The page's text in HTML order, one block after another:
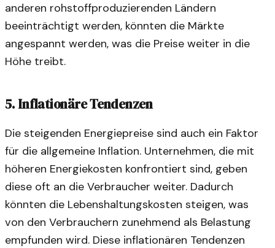
anderen rohstoffproduzierenden Ländern
beeinträchtigt werden, könnten die Märkte
angespannt werden, was die Preise weiter in die
Höhe treibt.
5.Inflationäre Tendenzen
Die steigenden Energiepreise sind auch ein Faktor
für die allgemeine Inflation. Unternehmen, die mit
höheren Energiekosten konfrontiert sind, geben
diese oft an die Verbraucher weiter. Dadurch
könnten die Lebenshaltungskosten steigen, was
von den Verbrauchern zunehmend als Belastung
empfunden wird. Diese inflationären Tendenzen